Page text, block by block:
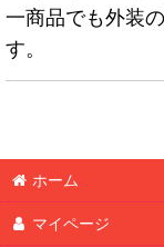
一商品でも外装
す。
ホーム
マイページ